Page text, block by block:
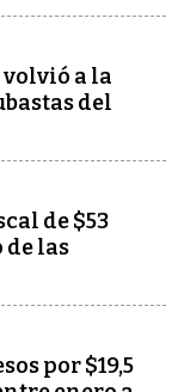
volvió a la
del
de $53
las
por $19,5